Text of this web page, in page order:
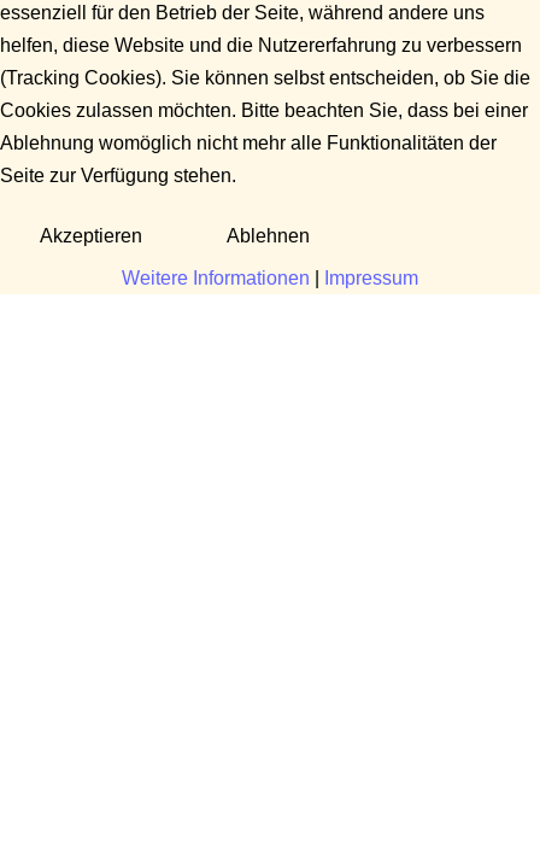
essenziell für den Betrieb der Seite, während andere uns
helfen, diese Website und die Nutzererfahrung zu verbessern
(Tracking Cookies). Sie können selbst entscheiden, ob Sie die
Cookies zulassen möchten. Bitte beachten Sie, dass bei einer
Ablehnung womöglich nicht mehr alle Funktionalitäten der
Seite zur Verfügung stehen.
Akzeptieren Ablehnen
Weitere Informationen Impressum